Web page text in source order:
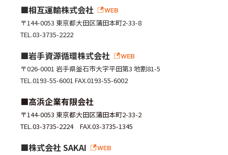
相互運輸株式会社
〒144-0053 東京都大田区蒲田本町2-33-8
TEL.03-3735-2222
岩手資源循環株式会社
〒026-0001 岩手県釡石市大字平田第3 地割81-5
TEL.0193-55-6001 FAX.0193-55-6002
高浜企業有限会社
〒144-0053 東京都大田区蒲田本町2-33-2
TEL.03-3735-2224 FAX.03-3735-1345
株式会社 SAKAI